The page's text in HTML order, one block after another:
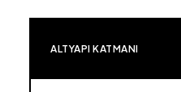
ALTYAPI KATMANI